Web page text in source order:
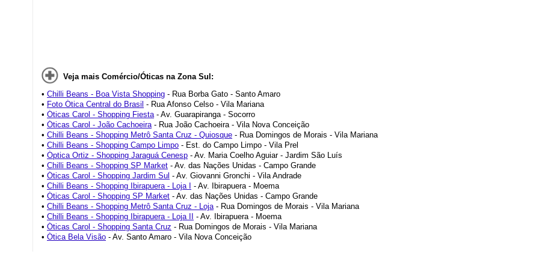
Veja mais Comércio/Óticas na Zona Sul:
• Chilli Beans - Boa Vista Shopping - Rua Borba Gato - Santo Amaro
• Foto Ótica Central do Brasil - Rua Afonso Celso - Vila Mariana
• Óticas Carol - Shopping Fiesta- Av. Guarapiranga - Socorro
• Óticas Carol - João Cachoeira- Rua João Cachoeira - Vila Nova Conceição
• Chilli Beans - Shopping Metrô Santa Cruz - Quiosque - Rua Domingos de Morais - Vila Mariana
• Chilli Beans - Shopping Campo Limpo - Est. do Campo Limpo - Vila Prel
• Óptica Ortiz - Shopping Jaraguá Cenesp - Av. Maria Coelho Aguiar - Jardim São Luís
• Chilli Beans - Shopping SP Market - Av. das Nações Unidas - Campo Grande
• Óticas Carol - Shopping Jardim Sul - Av. Giovanni Gronchi - Vila Andrade
• Chilli Beans - Shopping Ibirapuera - Loja I
- Av. Ibirapuera - Moema
• Óticas Carol - Shopping SP Market - Av. das Nações Unidas - Campo Grande
• Chilli Beans - Shopping Metrô Santa Cruz - Loja- Rua Domingos de Morais - Vila Mariana
• Chilli Beans - Shopping Ibirapuera - Loja II
- Av. Ibirapuera - Moema
• Óticas Carol - Shopping Santa Cruz - Rua Domingos de Morais - Vila Mariana
• Ótica Bela Visão - Av. Santo Amaro - Vila Nova Conceição